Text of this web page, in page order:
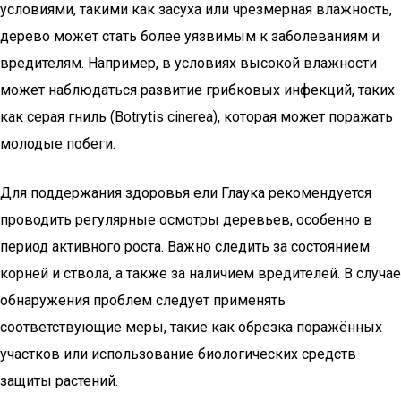
условиями, такими как засуха или чрезмерная влажность,
дерево может стать более уязвимым к заболеваниям и
вредителям. Например, в условиях высокой влажности
может наблюдаться развитие грибковых инфекций, таких
как серая гниль (Botrytis cinerea), которая может поражать
молодые побеги.
Для поддержания здоровья ели Глаука рекомендуется
проводить регулярные осмотры деревьев, особенно в
период активного роста. Важно следить за состоянием
корней и ствола, а также за наличием вредителей. В случае
обнаружения проблем следует применять
соответствующие меры, такие как обрезка поражённых
участков или использование биологических средств
защиты растений.